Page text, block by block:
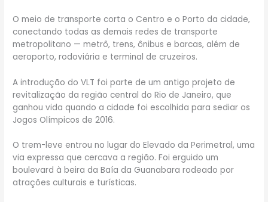
O meio de transporte corta o Centro e o Porto da cidade,
conectando todas as demais redes de transporte
metropolitano — metrô, trens, ônibus e barcas, além de
aeroporto, rodoviária e terminal de cruzeiros.
A introdução do VLT foi parte de um antigo projeto de
revitalização da região central do Rio de Janeiro, que
ganhou vida quando a cidade foi escolhida para sediar os
Jogos Olímpicos de 2016.
O trem-leve entrou no lugar do Elevado da Perimetral, uma
via expressa que cercava a região. Foi erguido um
boulevard à beira da Baía da Guanabara rodeado por
atrações culturais e turísticas.